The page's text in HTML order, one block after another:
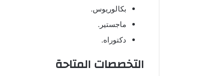
بكالوريوس.
ماجستير.
دكتوراه.
التخصصات المتاحة